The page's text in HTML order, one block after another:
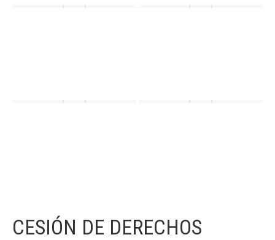
CESIÓN DE DERECHOS